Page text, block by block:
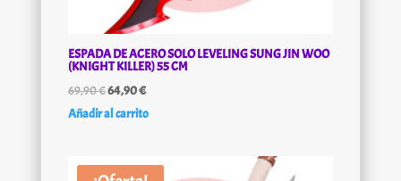
ESPADA DE ACERO SOLO LEVELING SUNG JIN WOO
(KNIGHT KILLER) 55 CM
69,90€El
precio
64,90€El
precio
Añadir al carrito